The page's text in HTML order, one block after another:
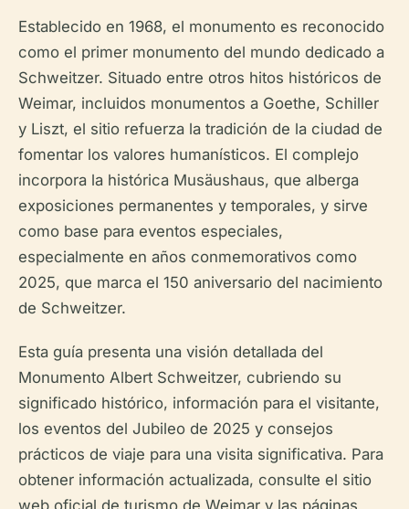
Establecido en 1968, el monumento es reconocido
como el primer monumento del mundo dedicado a
Schweitzer. Situado entre otros hitos históricos de
Weimar, incluidos monumentos a Goethe, Schiller
y Liszt, el sitio refuerza la tradición de la ciudad de
fomentar los valores humanísticos. El complejo
incorpora la histórica Musäushaus, que alberga
exposiciones permanentes y temporales, y sirve
como base para eventos especiales,
especialmente en años conmemorativos como
2025, que marca el 150 aniversario del nacimiento
de Schweitzer.
Esta guía presenta una visión detallada del
Monumento Albert Schweitzer, cubriendo su
significado histórico, información para el visitante,
los eventos del Jubileo de 2025 y consejos
prácticos de viaje para una visita significativa. Para
obtener información actualizada, consulte el sitio
web oficial de turismo de Weimar y las páginas